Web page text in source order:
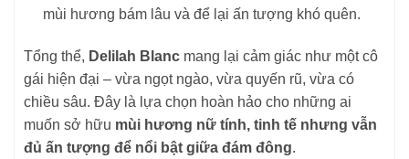
mùi hương bám lâu và để lại ấn tượng khó quên.
Tổng thể, Delilah Blanc mang lại cảm giác như một cô
gái hiện đại – vừa ngọt ngào, vừa quyến rũ, vừa có
chiều sâu. Đây là lựa chọn hoàn hảo cho những ai
muốn sở hữu mùi hương nữ tính, tinh tế nhưng vẫn
đủ ấn tượng để nổi bật giữa đám đông.